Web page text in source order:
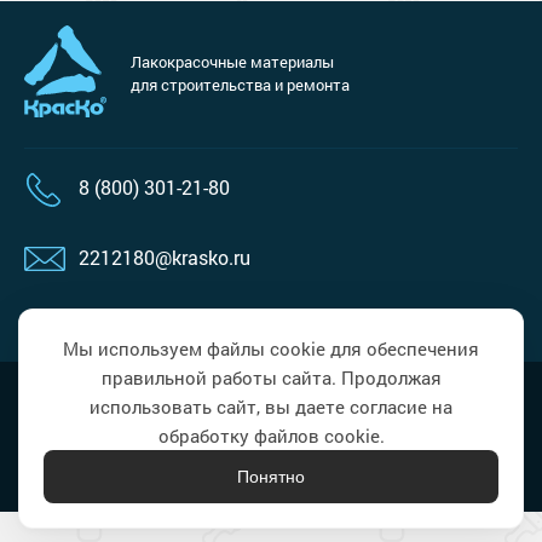
Морозостойкие краски для фасада
Сопутствующие товары
Лакокрасочные материалы
для строительства и ремонта
8 (800) 301-21-80
2212180@krasko.ru
Политика в области обработки
персональных данных
Мы используем файлы cookie для обеспечения
правильной работы сайта. Продолжая
использовать сайт, вы даете согласие на
обработку файлов cookie.
Понятно